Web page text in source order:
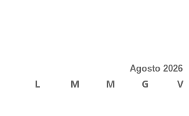
Agosto 2026
L M M G V